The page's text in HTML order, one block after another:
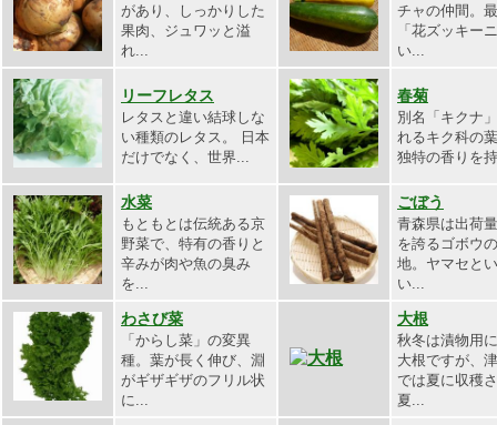
があり、しっかりした
果肉、ジュワッと溢
れ...
チャの仲間。
「花ズッキー
い...
リーフレタス
レタスと違い結球しな
い種類のレタス。 日本
だけでなく、世界...
春菊
別名「キクナ
れるキク科の
独特の香りを
水菜
もともとは伝統ある京
野菜で、特有の香りと
辛みが肉や魚の臭み
を...
ごぼう
青森県は出荷
を誇るゴボウ
地。ヤマセと
い...
わさび菜
「からし菜」の変異
種。葉が長く伸び、淵
がギザギザのフリル状
に...
大根
秋冬は漬物用
大根ですが、
では夏に収穫
夏...